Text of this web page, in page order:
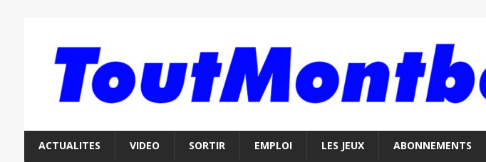
ACTUALITES VIDEO SORTIR EMPLOI LES JEUX ABONNEMENTS